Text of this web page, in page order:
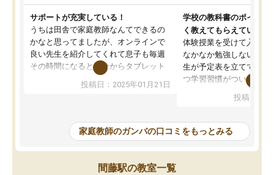
サポートが充実している！
うちは田舎で家庭教師なんてできるの
かなと思ってましたが、オンラインで
良い先生を紹介してくれて息子も毎週
その時間になると自分からタブレット
を開いてzoomを繋げるようになりまし
た！5科目なんでもOKなのもとても気
めて1年ほどだった今では平均点以上の
科目が増えてきました！あと1年受験ま
であるので無料の週末教室を使用しな
がら頑張って欲しいと思います！
投稿日：2025年01月21日
学校の教科書のポイント
く教えてもらえている
体験授業を受けて入塾し
なかなか勉強しない息子
生が予定表を立ててくれ
つ学習習慣がついてきま
指導が無い日も予定表
問できるのでとても助か
投稿日：
家庭教師のガンバの口コミをもっとみる
間藤駅の教室一覧